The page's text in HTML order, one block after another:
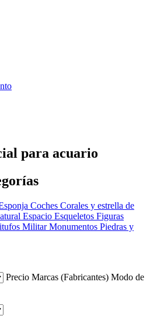
para acuario
Coches Corales y estrella de
Espacio Esqueletos Figuras
Militar Monumentos Piedras y
Precio Marcas (Fabricantes) Modo de